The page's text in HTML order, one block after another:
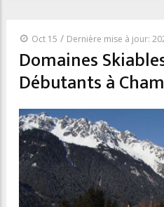
Oct 15 / Dernière mise à jour:
Domaines
Débutants à